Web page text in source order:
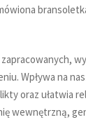
Wpływa na
oraz ułatwia
wewnętrzną,